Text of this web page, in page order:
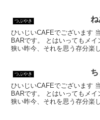
つぶやき ね
ひいじいCAFEでございます
BARです。 とはいってもメ
狭い昨今、それを思う存分楽
つぶやき
ひいじいCAFEでございます
BARです。 とはいってもメ
狭い昨今、それを思う存分楽